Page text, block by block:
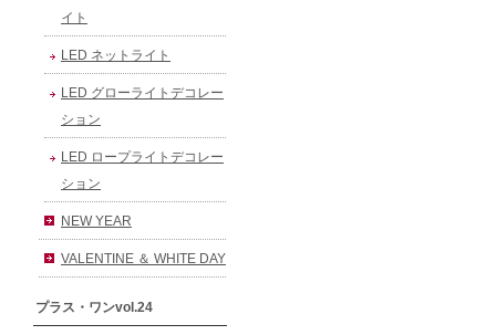
イト
LED ネットライト
LED グローライトデコレー
ション
LED ロープライトデコレー
ション
NEW YEAR
VALENTINE ＆ WHITE DAY
プラス・ワンvol.24